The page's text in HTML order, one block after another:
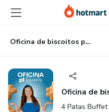
para
conteúdo
principal
para
pagamento
para
rodapé
Oficina de biscoitos para cães
Oficina de
4 Patas